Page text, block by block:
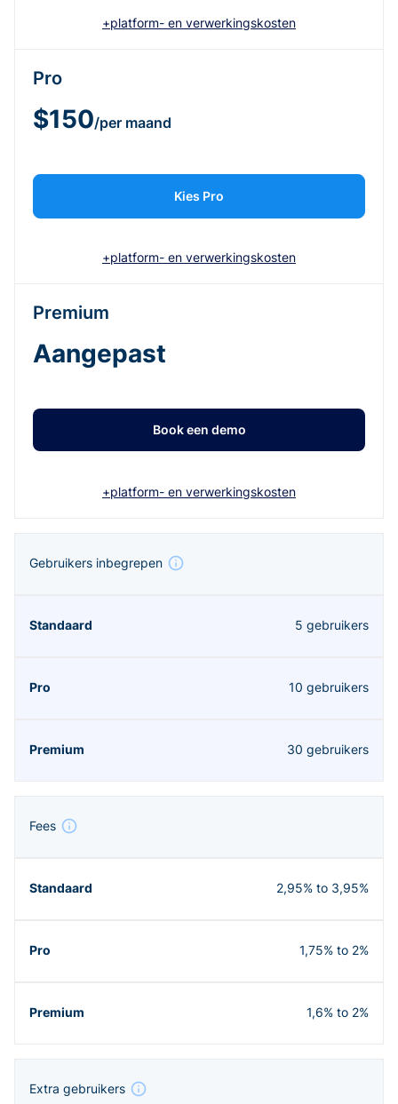
+platform- en verwerkingskosten
Pro
$150/per maand
Kies Pro
+platform- en verwerkingskosten
Premium
Aangepast
Book een demo
+platform- en verwerkingskosten
Gebruikers inbegrepen
5 gebruikers
10 gebruikers
30 gebruikers
Fees
2,95% to 3,95%
1,75% to 2%
1,6% to 2%
Extra gebruikers